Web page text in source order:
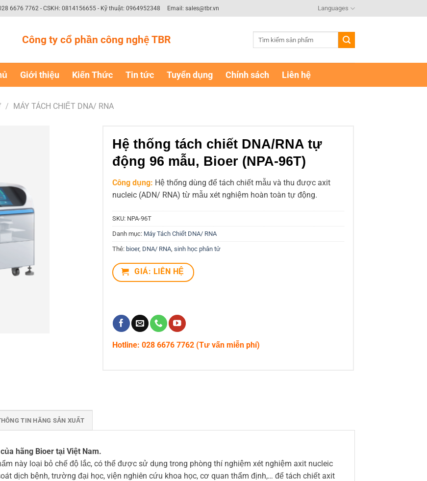
6676 7762 - CSKH: 0814156655 - Kỹ thuật: 0964952348 Email: sales@tbr.vn Languages
Công ty cổ phần công nghệ TBR
Giới thiệu Kiến Thức Tin tức Tuyển dụng Chính sách Liên hệ
/ MÁY TÁCH CHIẾT DNA/ RNA
Hệ thống tách chiết DNA/RNA tự
động 96 mẫu, Bioer (NPA-96T)
Công dụng: Hệ thống dùng để tách chiết mẫu và thu được axit
nucleic (ADN/ RNA) từ mẫu xét nghiệm hoàn toàn tự động.
SKU: NPA-96T
Danh mục: Máy Tách Chiết DNA/ RNA
Thẻ: bioer, DNA/ RNA, sinh học phân tử
GIÁ: LIÊN HỆ
Hotline: 028 6676 7762 (Tư vấn miễn phí)
TIN HÃNG SẢN XUẤT
hãng Bioer tại Việt Nam.
này loại bỏ chế độ lắc, có thể được sử dụng trong phòng thí nghiệm xét nghiệm axit nucleic
dịch bệnh, trường đại học, viện nghiên cứu khoa học, cơ quan thẩm định,… để tách chiết axit